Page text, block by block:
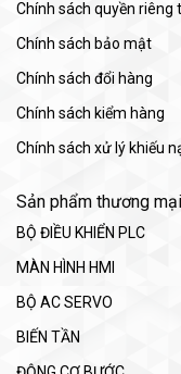
Chính sách quyền riêng
Chính sách bảo mật
Chính sách đổi hàng
Chính sách kiểm hàng
Chính sách xử lý khiếu
Sản phẩm thương mại
BỘ ĐIỀU KHIỂN PLC
MÀN HÌNH HMI
BỘ AC SERVO
BIẾN TẦN